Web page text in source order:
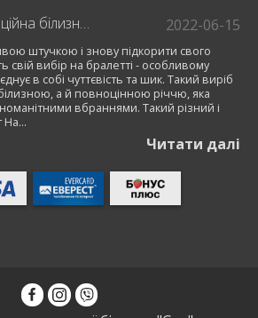
Бралетт – провокаційна білизна для модниць 2022-06-15
штучкою і знову підкорити свого
свій вибір на бралетті - особливому
в собі чуттєвість та шик. Такий виріб
а й повноцінною річчю, яка
вбраннями. Такий різний і
На...
Читати далi